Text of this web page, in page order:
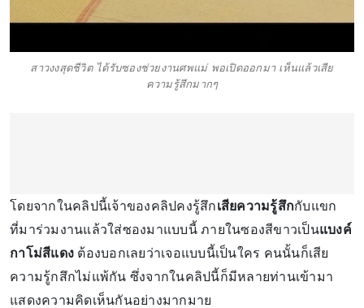
สาวงงสุดชีวิต ได้รับซองช่วยงานศพแม่ พอเปิดออกมา เห็นแล้วเสีย
ความรู้สึกมากๆ
โดยจากในคลิปนี้เจ้าของคลิปคงรู้สึกเสียความรู้สึกกับแขก
ที่มาร่วมงานแล้วใส่ซองมาแบบนี้ ภายในซองสีขาวเป็นแบงค์
กาโม่สีแดง ต้องบอกเลยว่าเจอแบบนี้เป็นใคร คนนั้นก็เสีย
ความรู้กสึกไม่แพ้กัน ซึ่งจากในคลิปนี้ก็มีหลายท่านเข้ามา
แสดงความคิดเห็นกันอย่างมากมาย